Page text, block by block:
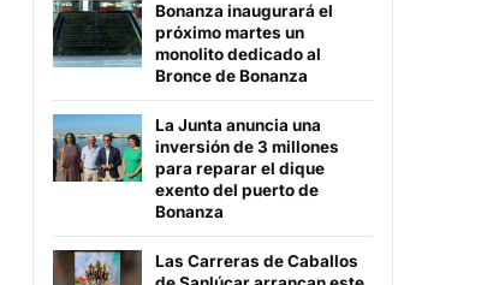
Bonanza inaugurará el
próximo martes un
monolito dedicado al
Bronce de Bonanza
La Junta anuncia una
inversión de 3 millones
para reparar el dique
exento del puerto de
Bonanza
Las Carreras de Caballos